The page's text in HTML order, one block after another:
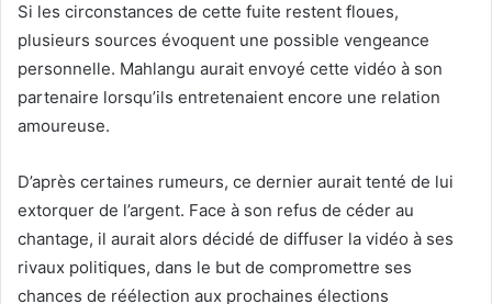
Si les circonstances de cette fuite restent floues,
plusieurs sources évoquent une possible vengeance
personnelle. Mahlangu aurait envoyé cette vidéo à son
partenaire lorsqu’ils entretenaient encore une relation
amoureuse.
D’après certaines rumeurs, ce dernier aurait tenté de lui
extorquer de l’argent. Face à son refus de céder au
chantage, il aurait alors décidé de diffuser la vidéo à ses
rivaux politiques, dans le but de compromettre ses
chances de réélection aux prochaines élections